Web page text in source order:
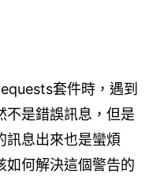
套件時，遇到
不是錯誤訊息，但是
訊息出來也是蠻煩
如何解決這個警告的